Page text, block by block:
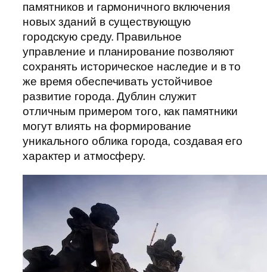
памятников и гармоничного включения
новых зданий в существующую
городскую среду. Правильное
управление и планирование позволяют
сохранять историческое наследие и в то
же время обеспечивать устойчивое
развитие города. Дублин служит
отличным примером того, как памятники
могут влиять на формирование
уникального облика города, создавая его
характер и атмосферу.